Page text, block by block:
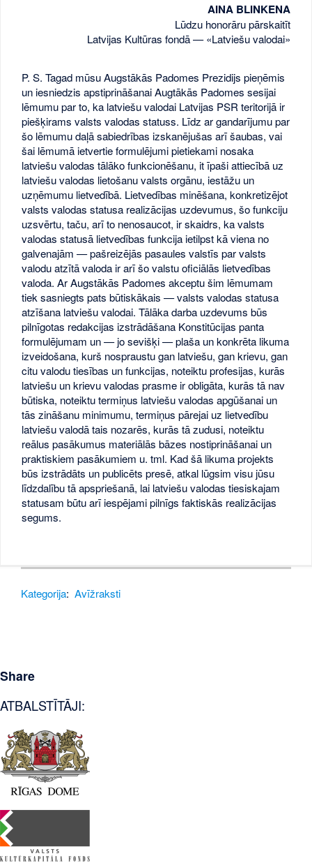
AINA BLINKENA
Lūdzu honorāru pārskaitīt
Latvijas Kultūras fondā — «Latviešu valodai»
P. S. Tagad mūsu Augstākās Padomes Prezidijs pieņēmis
un iesniedzis apstiprināšanai Augtākās Padomes sesijai
lēmumu par to, ka latviešu valodai Latvijas PSR teritorijā ir
piešķirams valsts valodas statuss. Līdz ar gandarījumu par
šo lēmumu daļā sabiedrības izskanējušas arī šaubas, vai
šai lēmumā ietvertie formulējumi pietiekami nosaka
latviešu valodas tālāko funkcionēšanu, it īpaši attiecībā uz
latviešu valodas lietošanu valsts orgānu, iestāžu un
uzņēmumu lietvedībā. Lietvedības minēšana, konkretizējot
valsts valodas statusa realizācijas uzdevumus, šo funkciju
uzsvērtu, taču, arī to nenosaucot, ir skaidrs, ka valsts
valodas statusā lietvedības funkcija ietilpst kā viena no
galvenajām — pašreizējās pasaules valstīs par valsts
valodu atzītā valoda ir arī šo valstu oficiālās lietvedības
valoda. Ar Augstākās Padomes akceptu šim lēmumam
tiek sasniegts pats būtiskākais — valsts valodas statusa
atzīšana latviešu valodai. Tālāka darba uzdevums būs
pilnīgotas redakcijas izstrādāšana Konstitūcijas panta
formulējumam un — jo sevišķi — plaša un konkrēta likuma
izveidošana, kurš nospraustu gan latviešu, gan krievu, gan
citu valodu tiesības un funkcijas, noteiktu profesijas, kurās
latviešu un krievu valodas prasme ir obligāta, kurās tā nav
būtiska, noteiktu termiņus latviešu valodas apgūšanai un
tās zināšanu minimumu, termiņus pārejai uz lietvedību
latviešu valodā tais nozarēs, kurās tā zudusi, noteiktu
reālus pasākumus materiālās bāzes nostiprināšanai un
praktiskiem pasākumiem u. tml. Kad šā likuma projekts
būs izstrādāts un publicēts presē, atkal lūgsim visu jūsu
līdzdalību tā apspriešanā, lai latviešu valodas tiesiskajam
statusam būtu arī iespējami pilnīgs faktiskās realizācijas
segums.
Kategorija: Avīžraksti
Share
ATBALSTĪTĀJI: